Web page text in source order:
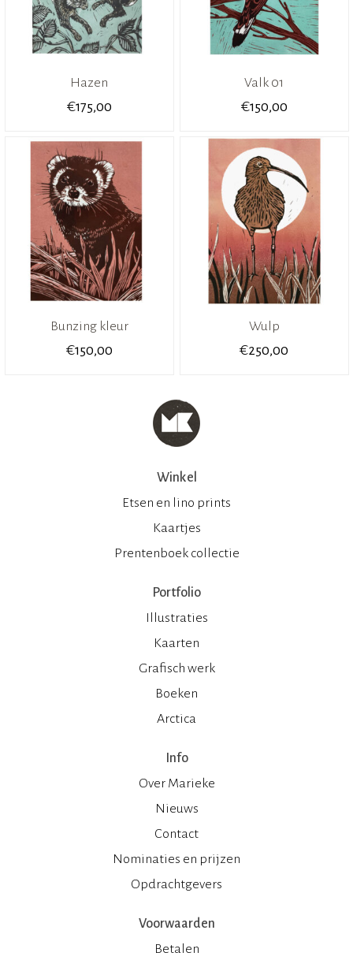
Hazen
€175,00
Valk 01
€150,00
Bunzing kleur
€150,00
Wulp
€250,00
Winkel
Etsen en lino prints
Kaartjes
Prentenboek collectie
Portfolio
Illustraties
Kaarten
Grafisch werk
Boeken
Arctica
Info
Over Marieke
Nieuws
Contact
Nominaties en prijzen
Opdrachtgevers
Voorwaarden
Betalen